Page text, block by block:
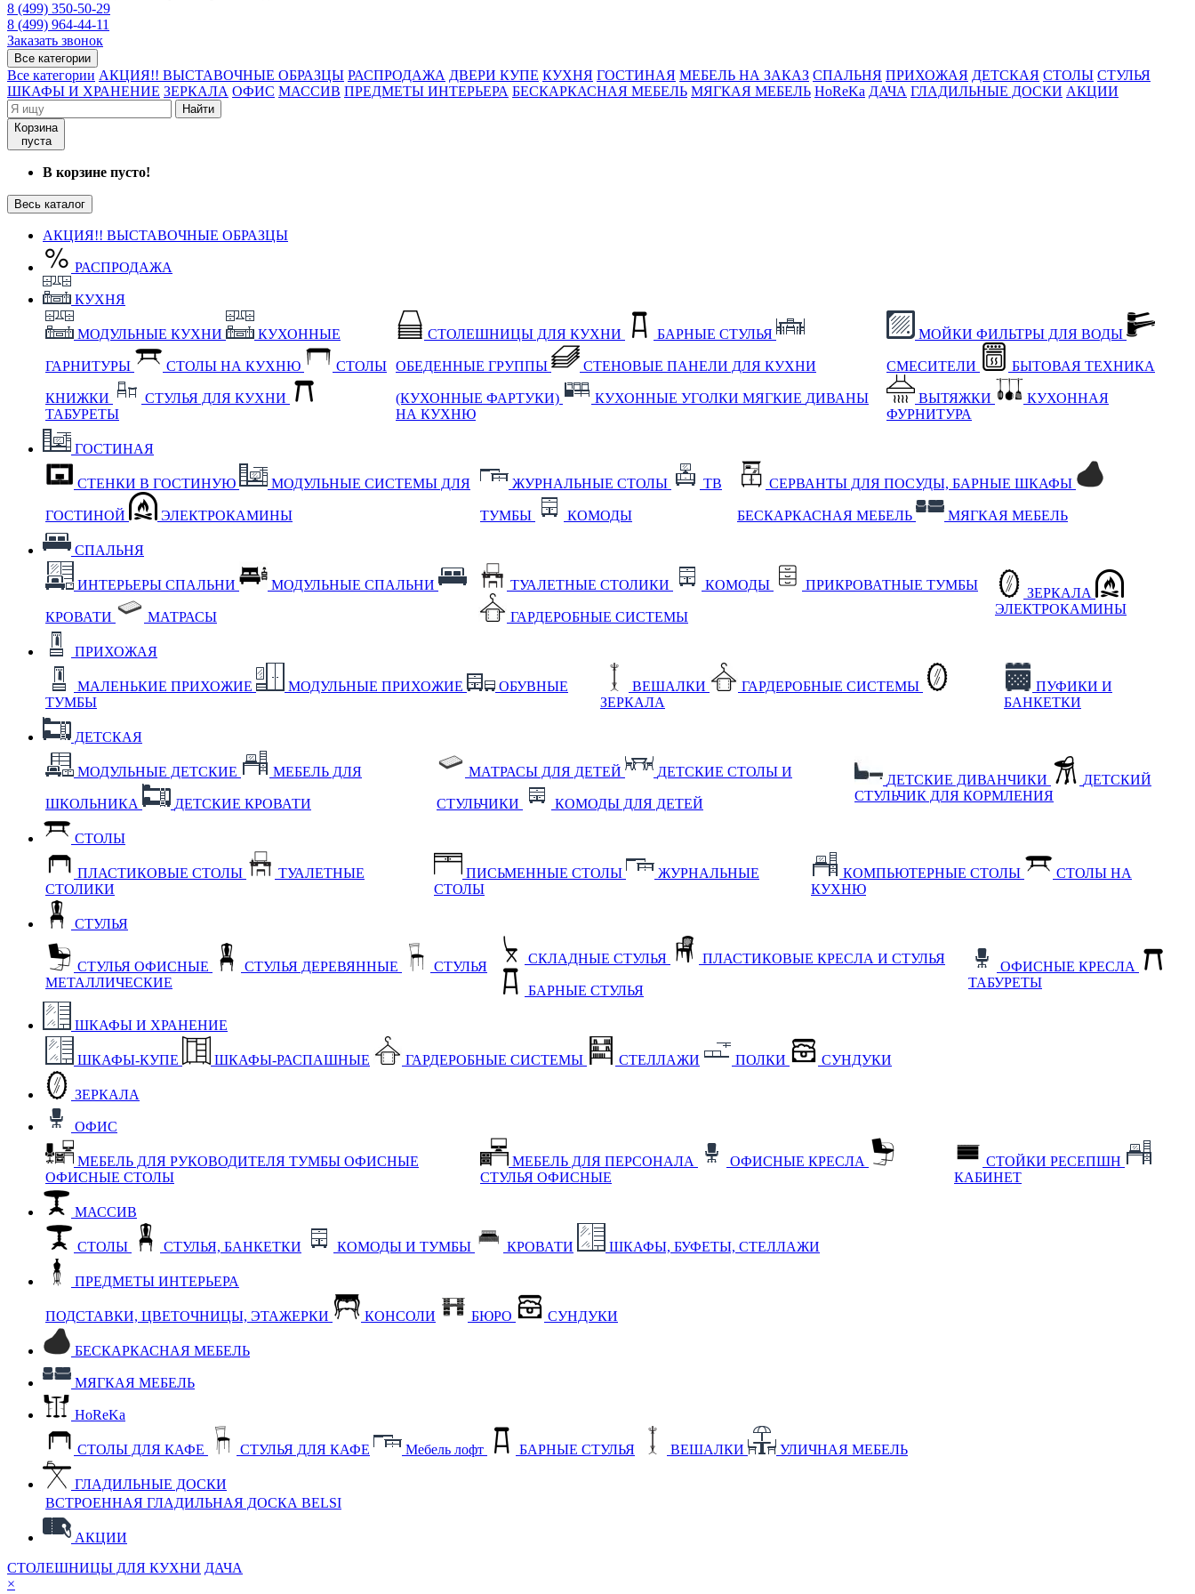
8 (499) 350-50-29
8 (499) 964-44-11
Заказать звонок
Все категории
Все категории АКЦИЯ!! ВЫСТАВОЧНЫЕ ОБРАЗЦЫ РАСПРОДАЖА ДВЕРИ КУПЕ КУХНЯ ГОСТИНАЯ МЕБЕЛЬ НА ЗАКАЗ СПАЛЬНЯ ПРИХОЖАЯ ДЕТСКАЯ СТОЛЫ СТУЛЬЯ
ШКАФЫ И ХРАНЕНИЕ ЗЕРКАЛА ОФИС МАССИВ ПРЕДМЕТЫ ИНТЕРЬЕРА БЕСКАРКАСНАЯ МЕБЕЛЬ МЯГКАЯ МЕБЕЛЬ HoReKa ДАЧА ГЛАДИЛЬНЫЕ ДОСКИ АКЦИИ
Найти
Корзина
пуста
В корзине пусто!
Весь каталог
АКЦИЯ!! ВЫСТАВОЧНЫЕ ОБРАЗЦЫ
РАСПРОДАЖА
КУХНЯ
МОДУЛЬНЫЕ КУХНИ КУХОННЫЕ
ГАРНИТУРЫ СТОЛЫ НА КУХНЮ СТОЛЫ
КНИЖКИ
СТУЛЬЯ ДЛЯ КУХНИ
ТАБУРЕТЫ
СТОЛЕШНИЦЫ ДЛЯ КУХНИ БАРНЫЕ СТУЛЬЯ
ОБЕДЕННЫЕ ГРУППЫ СТЕНОВЫЕ ПАНЕЛИ ДЛЯ КУХНИ
(КУХОННЫЕ ФАРТУКИ) КУХОННЫЕ УГОЛКИ МЯГКИЕ ДИВАНЫ
НА КУХНЮ
МОЙКИ ФИЛЬТРЫ ДЛЯ ВОДЫ
СМЕСИТЕЛИ БЫТОВАЯ ТЕХНИКА
ВЫТЯЖКИ
КУХОННАЯ
ФУРНИТУРА
ГОСТИНАЯ
СТЕНКИ В ГОСТИНУЮ МОДУЛЬНЫЕ СИСТЕМЫ ДЛЯ
ГОСТИНОЙ ЭЛЕКТРОКАМИНЫ
ЖУРНАЛЬНЫЕ СТОЛЫ ТВ
ТУМБЫ КОМОДЫ
СЕРВАНТЫ ДЛЯ ПОСУДЫ, БАРНЫЕ ШКАФЫ
БЕСКАРКАСНАЯ МЕБЕЛЬ МЯГКАЯ МЕБЕЛЬ
СПАЛЬНЯ
ИНТЕРЬЕРЫ СПАЛЬНИ МОДУЛЬНЫЕ СПАЛЬНИ
КРОВАТИ МАТРАСЫ
ТУАЛЕТНЫЕ СТОЛИКИ КОМОДЫ ПРИКРОВАТНЫЕ ТУМБЫ
ГАРДЕРОБНЫЕ СИСТЕМЫ
ЗЕРКАЛА
ЭЛЕКТРОКАМИНЫ
ПРИХОЖАЯ
МАЛЕНЬКИЕ ПРИХОЖИЕ МОДУЛЬНЫЕ ПРИХОЖИЕ
ОБУВНЫЕ
ТУМБЫ
ВЕШАЛКИ
ГАРДЕРОБНЫЕ СИСТЕМЫ
ЗЕРКАЛА
ПУФИКИ И
БАНКЕТКИ
ДЕТСКАЯ
МОДУЛЬНЫЕ ДЕТСКИЕ МЕБЕЛЬ ДЛЯ
ШКОЛЬНИКА ДЕТСКИЕ КРОВАТИ
МАТРАСЫ ДЛЯ ДЕТЕЙ ДЕТСКИЕ СТОЛЫ И
СТУЛЬЧИКИ КОМОДЫ ДЛЯ ДЕТЕЙ
ДЕТСКИЕ ДИВАНЧИКИ
ДЕТСКИЙ
СТУЛЬЧИК ДЛЯ КОРМЛЕНИЯ
СТОЛЫ
ПЛАСТИКОВЫЕ СТОЛЫ
ТУАЛЕТНЫЕ
СТОЛИКИ
ПИСЬМЕННЫЕ СТОЛЫ
ЖУРНАЛЬНЫЕ
СТОЛЫ
КОМПЬЮТЕРНЫЕ СТОЛЫ
СТОЛЫ НА
КУХНЮ
СТУЛЬЯ
СТУЛЬЯ ОФИСНЫЕ СТУЛЬЯ ДЕРЕВЯННЫЕ
СТУЛЬЯ
МЕТАЛЛИЧЕСКИЕ
СКЛАДНЫЕ СТУЛЬЯ ПЛАСТИКОВЫЕ КРЕСЛА И СТУЛЬЯ
БАРНЫЕ СТУЛЬЯ
ОФИСНЫЕ КРЕСЛА
ТАБУРЕТЫ
ШКАФЫ И ХРАНЕНИЕ
ШКАФЫ-КУПЕ ШКАФЫ-РАСПАШНЫЕ ГАРДЕРОБНЫЕ СИСТЕМЫ СТЕЛЛАЖИ ПОЛКИ СУНДУКИ
ЗЕРКАЛА
ОФИС
МЕБЕЛЬ ДЛЯ РУКОВОДИТЕЛЯ ТУМБЫ ОФИСНЫЕ
ОФИСНЫЕ СТОЛЫ
МЕБЕЛЬ ДЛЯ ПЕРСОНАЛА
ОФИСНЫЕ КРЕСЛА
СТУЛЬЯ ОФИСНЫЕ
СТОЙКИ РЕСЕПШН
КАБИНЕТ
МАССИВ
СТОЛЫ СТУЛЬЯ, БАНКЕТКИ КОМОДЫ И ТУМБЫ КРОВАТИ ШКАФЫ, БУФЕТЫ, СТЕЛЛАЖИ
ПРЕДМЕТЫ ИНТЕРЬЕРА
ПОДСТАВКИ, ЦВЕТОЧНИЦЫ, ЭТАЖЕРКИ КОНСОЛИ БЮРО СУНДУКИ
БЕСКАРКАСНАЯ МЕБЕЛЬ
МЯГКАЯ МЕБЕЛЬ
HoReKa
СТОЛЫ ДЛЯ КАФЕ СТУЛЬЯ ДЛЯ КАФЕ Мебель лофт БАРНЫЕ СТУЛЬЯ ВЕШАЛКИ УЛИЧНАЯ МЕБЕЛЬ
ГЛАДИЛЬНЫЕ ДОСКИ
ВСТРОЕННАЯ ГЛАДИЛЬНАЯ ДОСКА BELSI
АКЦИИ
СТОЛЕШНИЦЫ ДЛЯ КУХНИ ДАЧА
×